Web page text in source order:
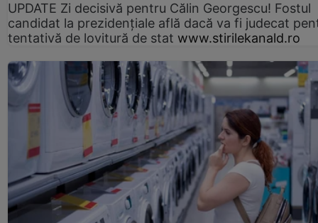
UPDATE Zi decisivă pentru Călin Georgescu! Fostul
candidat la prezidențiale află dacă va fi judecat
tentativă de lovitură de stat www.stirilekanald.ro